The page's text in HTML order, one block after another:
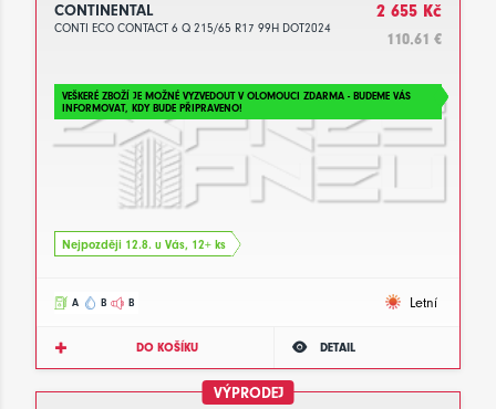
CONTINENTAL
CONTI ECO CONTACT 6 Q 215/65 R17 99H DOT2024
2 655 Kč
110.61 €
VEŠKERÉ ZBOŽÍ JE MOŽNÉ VYZVEDOUT V OLOMOUCI ZDARMA - BUDEME VÁS
INFORMOVAT, KDY BUDE PŘIPRAVENO!
Nejpozději 12.8. u Vás, 12+ ks
A B B Letní
DO KOŠÍKU DETAIL
VÝPRODEJ